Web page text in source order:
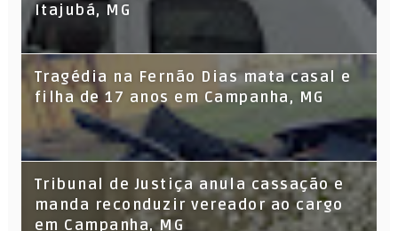
Itajubá, MG
Tragédia na Fernão Dias mata casal e
filha de 17 anos em Campanha, MG
Tribunal de Justiça anula cassação e
manda reconduzir vereador ao cargo
em Campanha, MG